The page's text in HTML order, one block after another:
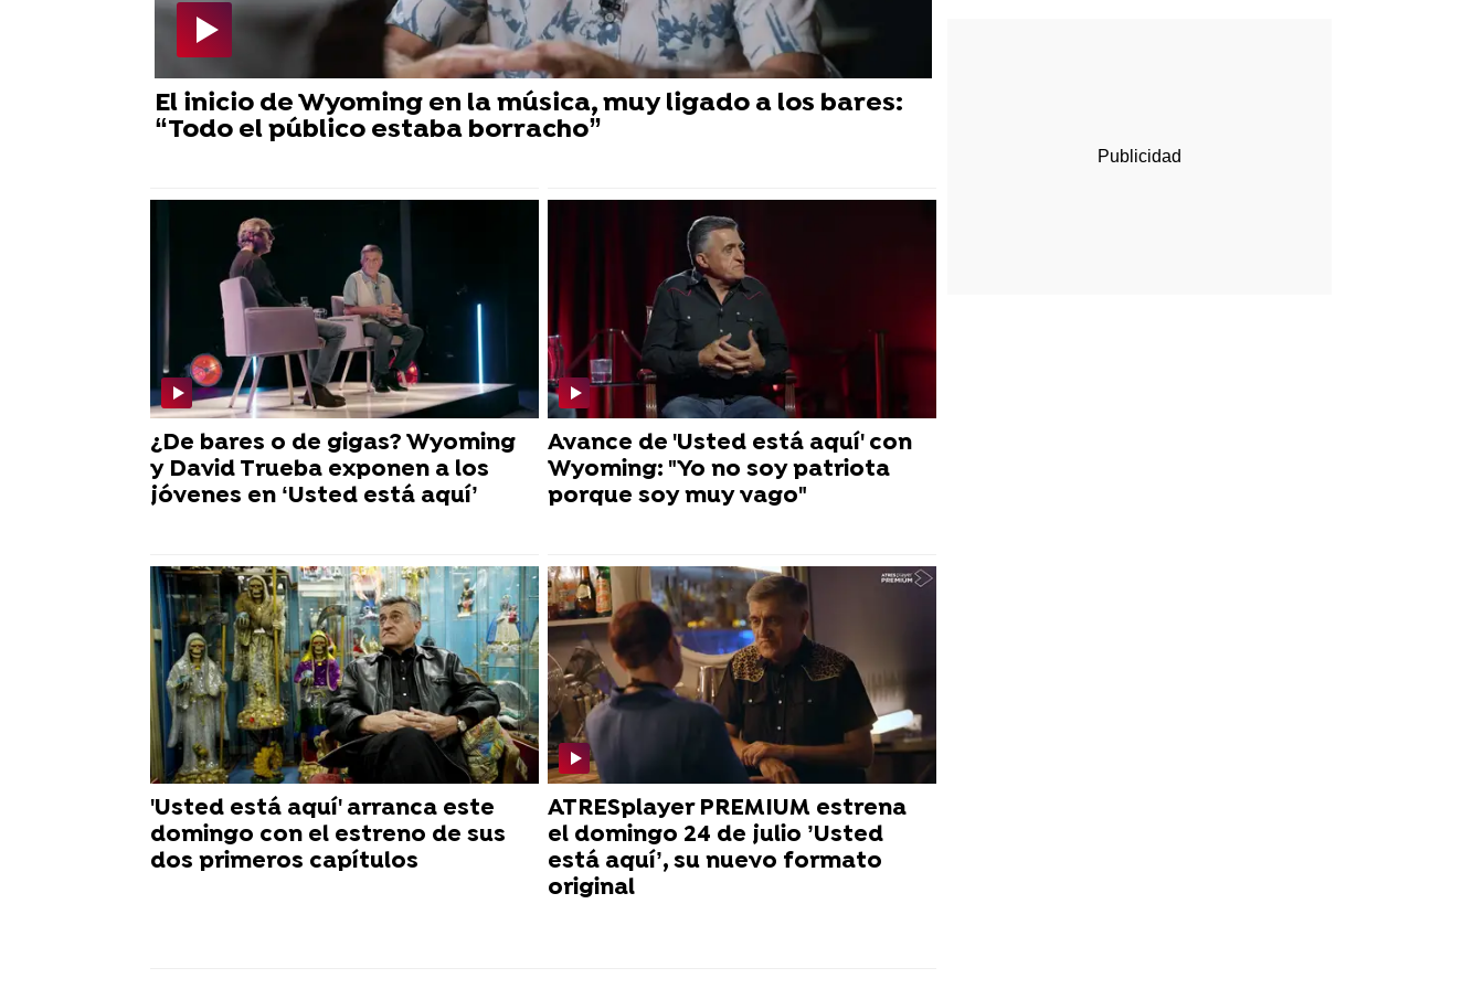
El inicio de Wyoming en la música, muy ligado a los bares:
“Todo el público estaba borracho”
¿De bares o de gigas? Wyoming
y David Trueba exponen a los
jóvenes en ‘Usted está aquí’
Avance de 'Usted está aquí' con
Wyoming: "Yo no soy patriota
porque soy muy vago"
'Usted está aquí' arranca este
domingo con el estreno de sus
dos primeros capítulos
ATRESplayer PREMIUM estrena
el domingo 24 de julio ’Usted
está aquí’, su nuevo formato
original